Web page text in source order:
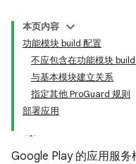
本页内容
功能模块 build 配置
不应包含在功能模块
与基本模块建立关系
指定其他 ProGuard 规则
部署应用
Google Play 的应用服务